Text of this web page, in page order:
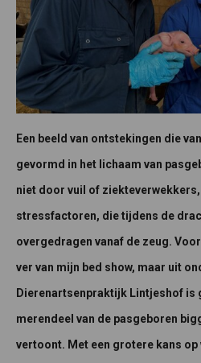
Een beeld van ontstekingen die
gevormd in het lichaam van
niet door vuil of
stressfactoren, die tijdens de
overgedragen vanaf de zeug.
ver van mijn bed show, maar uit
Dierenartsenpraktijk Lintjeshof is
merendeel van de pasgeboren
vertoont. Met een grotere kans